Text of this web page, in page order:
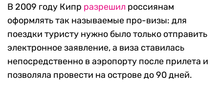
В 2009 году Кипр разрешил россиянам
оформлять так называемые про-визы: для
поездки туристу нужно было только отправить
электронное заявление, а виза ставилась
непосредственно в аэропорту после прилета и
позволяла провести на острове до 90 дней.